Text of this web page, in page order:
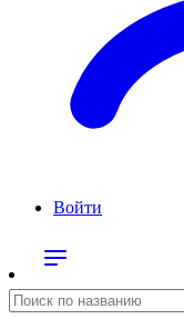
Войти